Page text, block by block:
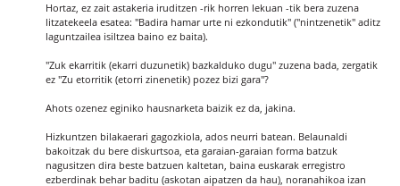
Hortaz, ez zait astakeria iruditzen -rik horren lekuan -tik bera zuzena
litzatekeela esatea: "Badira hamar urte ni ezkondutik" ("nintzenetik" aditz
laguntzailea isiltzea baino ez baita).
"Zuk ekarritik (ekarri duzunetik) bazkalduko dugu" zuzena bada, zergatik
ez "Zu etorritik (etorri zinenetik) pozez bizi gara"?
Ahots ozenez eginiko hausnarketa baizik ez da, jakina.
Hizkuntzen bilakaerari gagozkiola, ados neurri batean. Belaunaldi
bakoitzak du bere diskurtsoa, eta garaian-garaian forma batzuk
nagusitzen dira beste batzuen kaltetan, baina euskarak erregistro
ezberdinak behar baditu (askotan aipatzen da hau), noranahikoa izan